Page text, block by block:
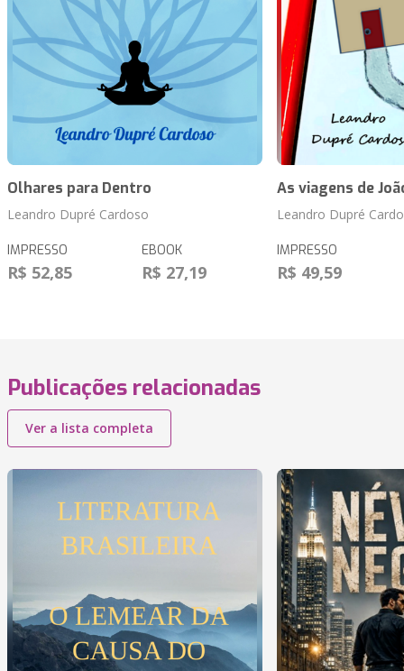
Olhares para Dentro
Leandro Dupré Cardoso
IMPRESSO
R$ 52,85
EBOOK
R$ 27,19
As viagens de
Leandro Dupré
IMPRESSO
R$ 49,59
Publicações relacionadas
Ver a lista completa